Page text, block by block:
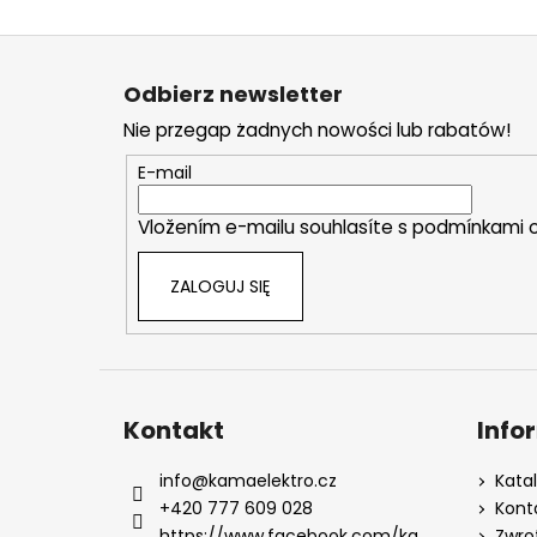
S
Odbierz newsletter
Nie przegap żadnych nowości lub rabatów!
E-mail
Vložením e-mailu souhlasíte s podmínkami
ZALOGUJ SIĘ
Kontakt
info@kamaelektro.cz
+420 777 609 028